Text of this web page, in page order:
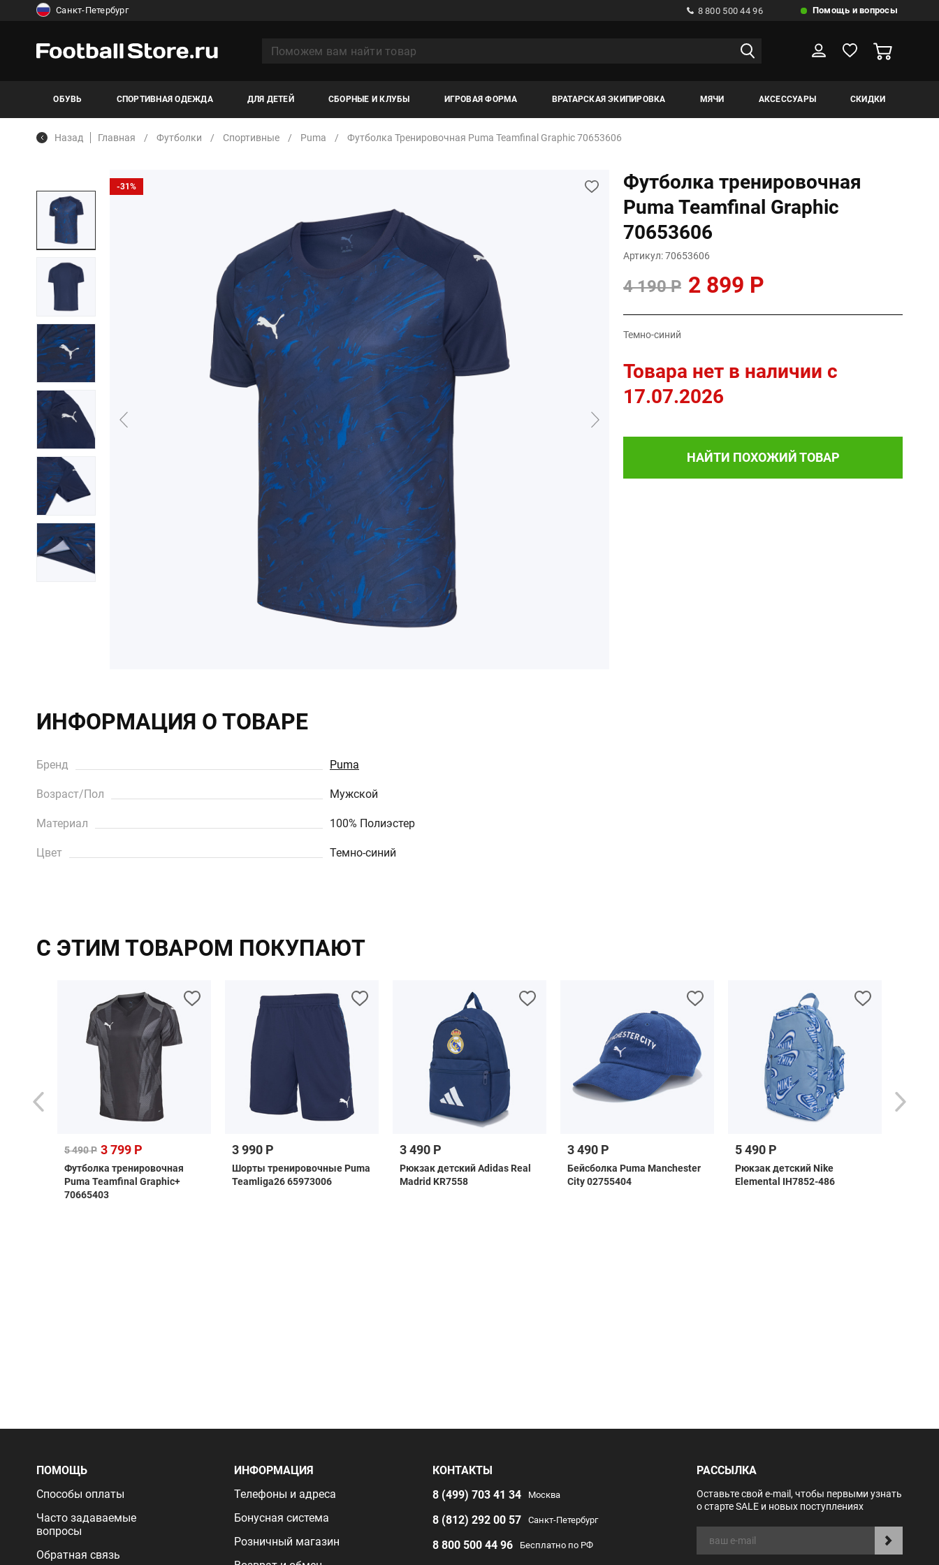
Санкт-Петербург 8 800 500 44 96 Помощь и вопросы
ОБУВЬ СПОРТИВНАЯ ОДЕЖДА ДЛЯ ДЕТЕЙ СБОРНЫЕ И КЛУБЫ ИГРОВАЯ ФОРМА ВРАТАРСКАЯ ЭКИПИРОВКА МЯЧИ АКСЕССУАРЫ СКИДКИ
Назад Главная Футболки Спортивные Puma Футболка Тренировочная Puma Teamfinal Graphic 70653606
-31%
Футболка тренировочная
Puma Teamfinal Graphic
70653606
Артикул: 70653606
4 190 Р 2 899 Р
Темно-синий
Товара нет в наличии c
17.07.2026
НАЙТИ ПОХОЖИЙ ТОВАР
ИНФОРМАЦИЯ О ТОВАРЕ
Бренд Puma
Возраст/Пол Мужской
Материал 100% Полиэстер
Цвет Темно-синий
С ЭТИМ ТОВАРОМ ПОКУПАЮТ
5 490 Р 3 799 Р
Футболка тренировочная
Puma Teamfinal Graphic+
70665403
3 990 Р
Шорты тренировочные Puma
Teamliga26 65973006
3 490 Р
Рюкзак детский Adidas Real
Madrid KR7558
3 490 Р
Бейсболка Puma Manchester
City 02755404
5 490 Р
Рюкзак детский Nike
Elemental IH7852-486
ПОМОЩЬ
Способы оплаты
Часто задаваемые
вопросы
Обратная связь
ИНФОРМАЦИЯ
Телефоны и адреса
Бонусная система
Розничный магазин
КОНТАКТЫ
8 (499) 703 41 34
Москва
8 (812) 292 00 57 Санкт-Петербург
8 800 500 44 96 Бесплатно по РФ
РАССЫЛКА
Оставьте свой e-mail, чтобы первыми узнать
о старте SALE и новых поступлениях